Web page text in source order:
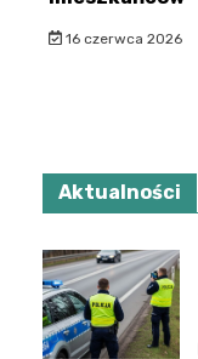
16 czerwca 2026
Aktualności